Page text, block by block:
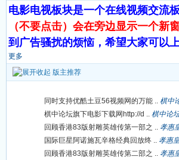
电影电视板块是一个在线视频交流
（不要点击）会在旁边显示一个
到广告骚扰的烦恼，希望大家可以
更多
版主推荐
同时支持优酷土豆56视频网的万能 .. 棋中
棋中论坛旗下电影下载网http://d .. 棋中论
回顾香港83版射雕英雄传第一部之 .. 孝惠
国际巨星阿诺施瓦辛格经典回放终 .. 孝惠
回顾香港83版射雕英雄传第二部之 .. 孝惠